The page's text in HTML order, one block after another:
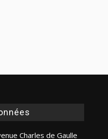
Charles de Gaulle